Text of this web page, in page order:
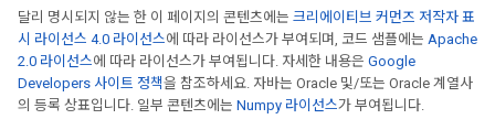
달리 명시되지 않는 한 이 페이지의 콘텐츠에는 크리에이티브 커먼즈 저작자 표
시 라이선스 4.0 라이선스에 따라 라이선스가 부여되며, 코드 샘플에는 Apache
2.0 라이선스에 따라 라이선스가 부여됩니다. 자세한 내용은 Google
Developers 사이트 정책을 참조하세요. 자바는 Oracle 및/또는 Oracle 계열사
의 등록 상표입니다. 일부 콘텐츠에는 Numpy 라이선스가 부여됩니다.